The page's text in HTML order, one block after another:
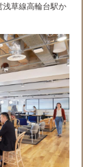
浅草線高輪台駅か